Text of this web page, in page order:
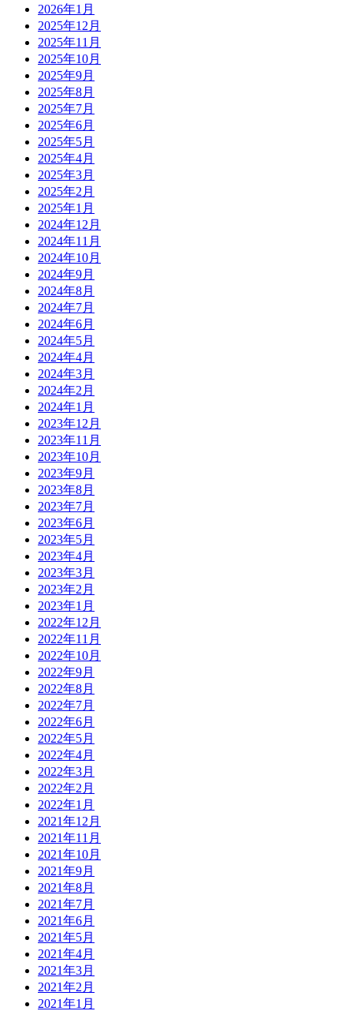
2026年1月
2025年12月
2025年11月
2025年10月
2025年9月
2025年8月
2025年7月
2025年6月
2025年5月
2025年4月
2025年3月
2025年2月
2025年1月
2024年12月
2024年11月
2024年10月
2024年9月
2024年8月
2024年7月
2024年6月
2024年5月
2024年4月
2024年3月
2024年2月
2024年1月
2023年12月
2023年11月
2023年10月
2023年9月
2023年8月
2023年7月
2023年6月
2023年5月
2023年4月
2023年3月
2023年2月
2023年1月
2022年12月
2022年11月
2022年10月
2022年9月
2022年8月
2022年7月
2022年6月
2022年5月
2022年4月
2022年3月
2022年2月
2022年1月
2021年12月
2021年11月
2021年10月
2021年9月
2021年8月
2021年7月
2021年6月
2021年5月
2021年4月
2021年3月
2021年2月
2021年1月